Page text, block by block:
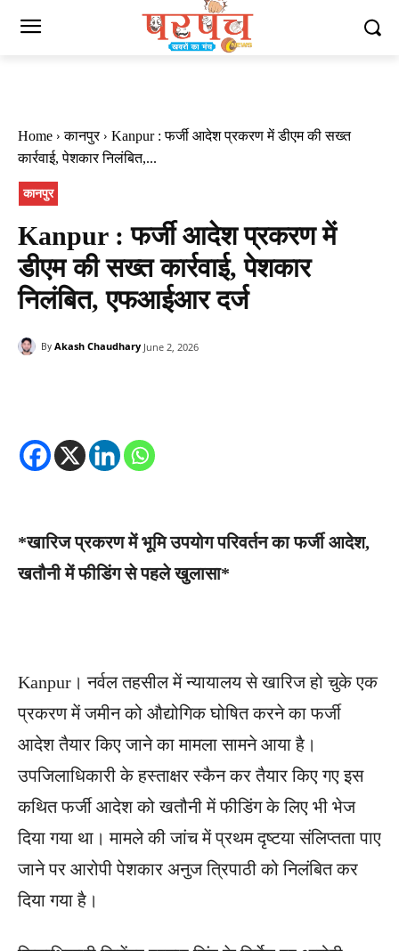
Home कानपुर
Kanpur : फर्जी आदेश प्रकरण में डीएम की सख्त
कार्रवाई, पेशकार निलंबित,...
कानपुर
Kanpur : फर्जी आदेश प्रकरण में
डीएम की सख्त कार्रवाई, पेशकार
निलंबित, एफआईआर दर्ज
By Akash Chaudhary June 2, 2026
*खारिज प्रकरण में भूमि उपयोग परिवर्तन का फर्जी आदेश,
खतौनी में फीडिंग से पहले खुलासा*
Kanpur। नर्वल तहसील में न्यायालय से खारिज हो चुके एक
प्रकरण में जमीन को औद्योगिक घोषित करने का फर्जी
आदेश तैयार किए जाने का मामला सामने आया है।
उपजिलाधिकारी के हस्ताक्षर स्कैन कर तैयार किए गए इस
कथित फर्जी आदेश को खतौनी में फीडिंग के लिए भी भेज
दिया गया था। मामले की जांच में प्रथम दृष्टया संलिप्तता पाए
जाने पर आरोपी पेशकार अनुज त्रिपाठी को निलंबित कर
दिया गया है।